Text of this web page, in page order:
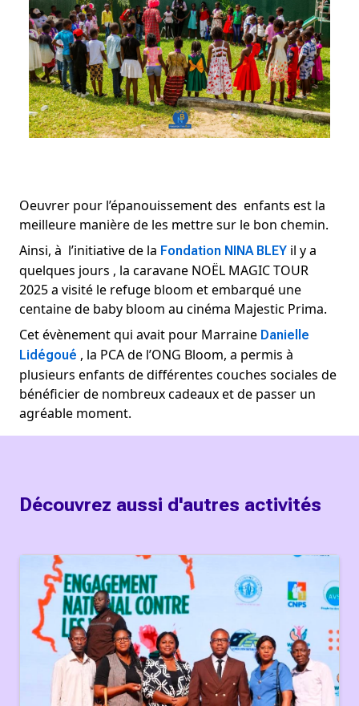
Oeuvrer pour l’épanouissement des  enfants est la
meilleure manière de les mettre sur le bon chemin.
Ainsi, à  l’initiative de la Fondation NINA BLEY il y a
quelques jours , la caravane NOËL MAGIC TOUR
2025 a visité le refuge bloom et embarqué une
centaine de baby bloom au cinéma Majestic Prima.
Cet évènement qui avait pour Marraine Danielle
Lidégoué , la PCA de l’ONG Bloom, a permis à
plusieurs enfants de différentes couches sociales de
bénéficier de nombreux cadeaux et de passer un
agréable moment.
Découvrez aussi d'autres activités